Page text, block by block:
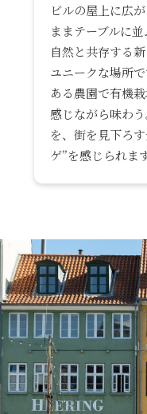
ビルの屋上に広
ままテーブルに
自然と共存する
ユニークな場所
ある農園で有機
感じながら味わ
を、街を見下ろ
ゲ”を感じられます